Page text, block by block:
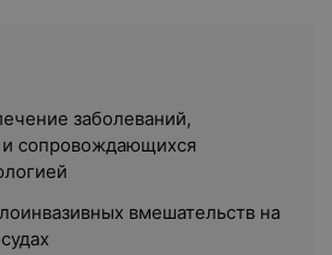
заболеваний,
сопровождающихся
вмешательств на